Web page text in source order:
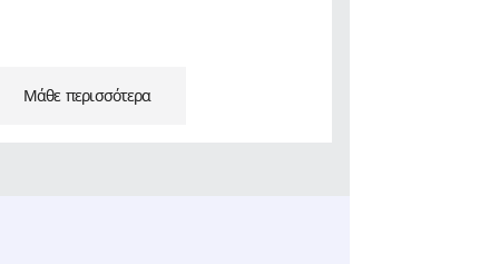
Μάθε περισσότερα